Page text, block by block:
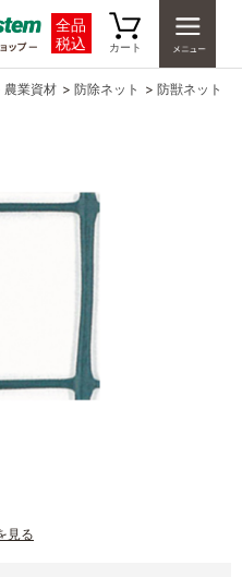
全品
税込
カート
農業資材 > 防除ネット > 防獣ネット
見る